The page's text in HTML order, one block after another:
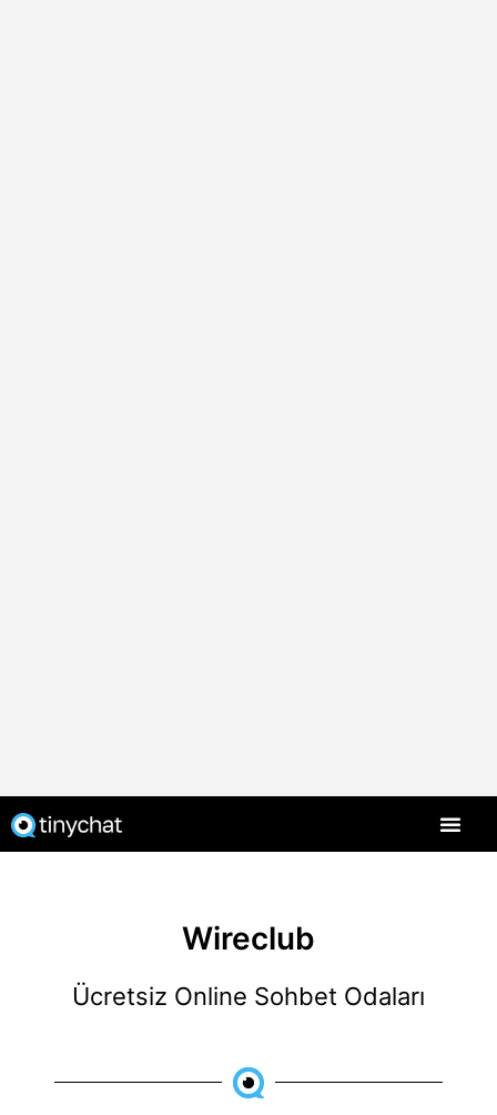
Wireclub
Ücretsiz Online Sohbet Odaları